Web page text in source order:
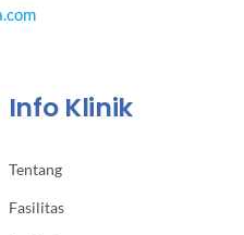
Info Klinik
Tentang
Fasilitas